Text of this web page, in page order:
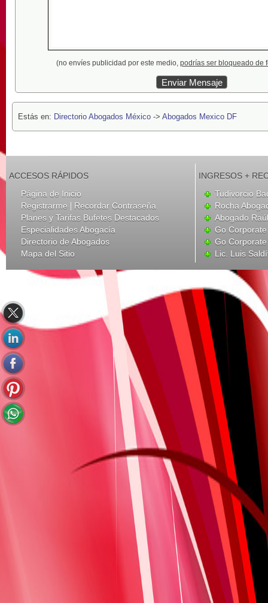
(no envíes publicidad por este medio, podrías ser bloqueado de
Estás en: Directorio Abogados México -> Abogados Mexico DF
ACCESOS RÁPIDOS
Página de Inicio
Registrarme | Recordar Contraseña
Planes y Tarifas Bufetes Destacados
Especialidades Abogacía
Directorio de Abogados
Mapa del Sitio
INGRESOS +
Tudivorcio
Rocha
Abogado
Go
Go
Lic. Luis